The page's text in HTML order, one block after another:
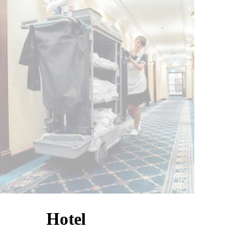
Hotel